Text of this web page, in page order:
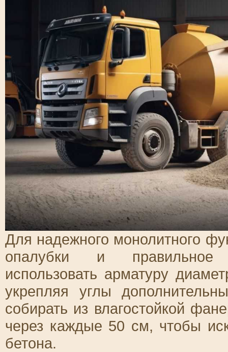
Для надежного монолитного
опалубки и правильное
использовать арматуру
укрепляя углы
собирать из влагостойкой
через каждые 50 см, чтобы
бетона.